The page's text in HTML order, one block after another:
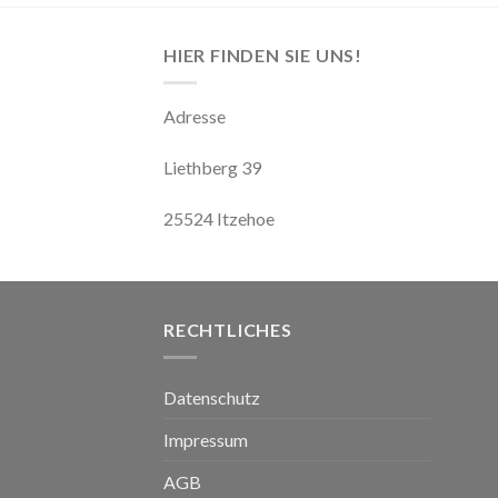
HIER FINDEN SIE UNS!
Adresse
Liethberg 39
25524 Itzehoe
RECHTLICHES
Datenschutz
Impressum
AGB